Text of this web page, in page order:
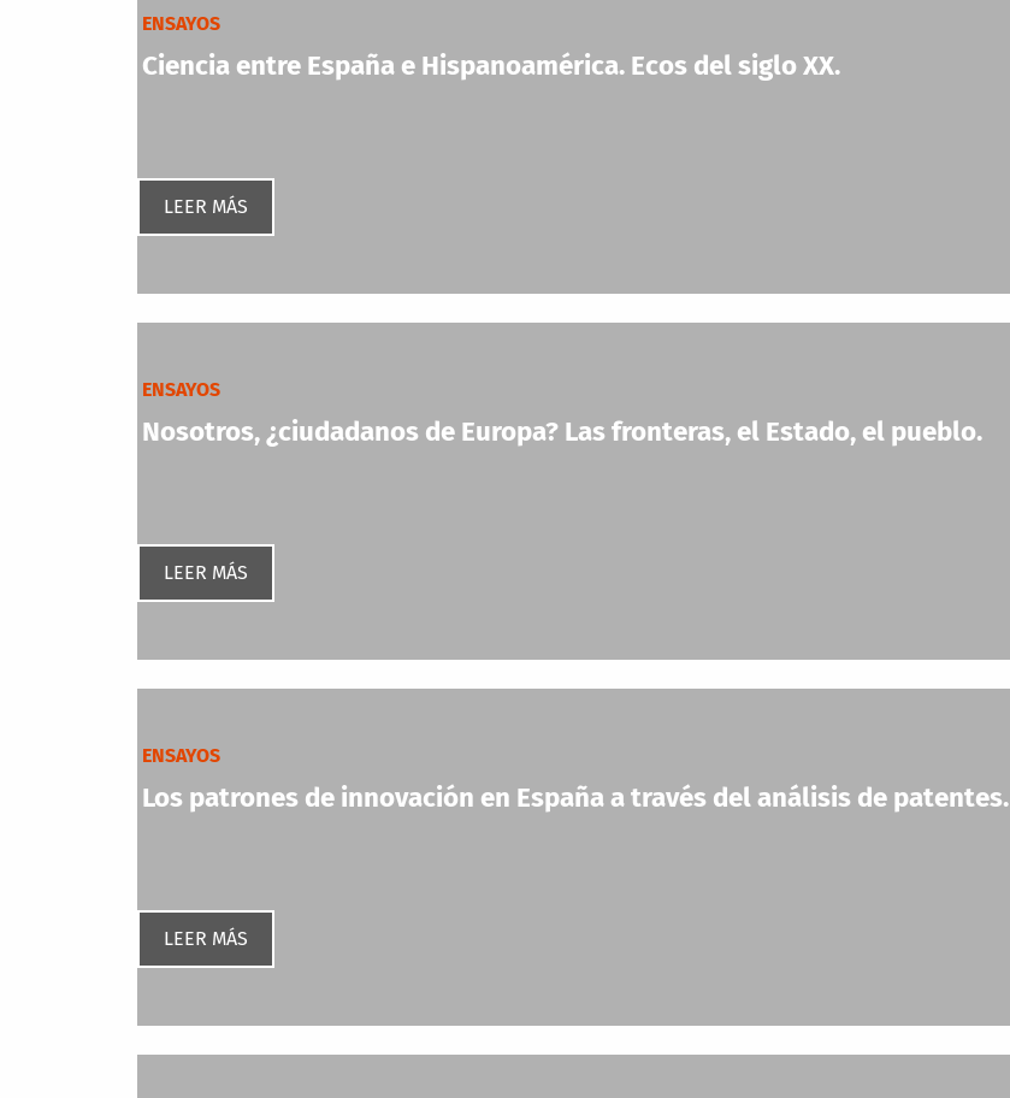
ENSAYOS
Ciencia entre España e Hispanoamérica. Ecos del siglo XX.
LEER MÁS
ENSAYOS
Nosotros, ¿ciudadanos de Europa? Las fronteras, el Estado, el pueblo.
LEER MÁS
ENSAYOS
Los patrones de innovación en España a través del análisis de patentes.
LEER MÁS